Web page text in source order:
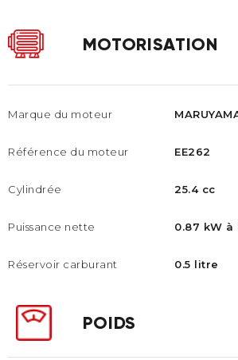
MOTORISATION
Marque du moteur
Référence du moteur
Cylindrée
Puissance nette
Réservoir carburant
EE262
25.4 cc
0.87 kW
0.5 litre
POIDS